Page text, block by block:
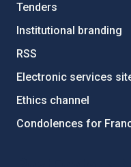
Tenders
Institutional branding
RSS
Electronic services
Ethics channel
Condolences for